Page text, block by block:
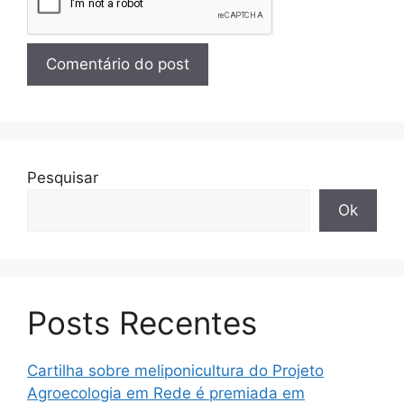
Pesquisar
Ok
Posts Recentes
Cartilha sobre meliponicultura do Projeto
Agroecologia em Rede é premiada em